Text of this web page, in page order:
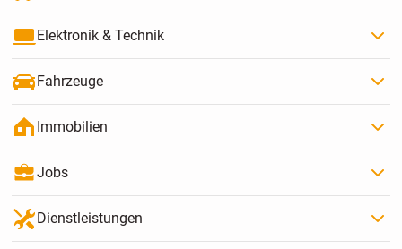
Elektronik & Technik
Fahrzeuge
Immobilien
Jobs
Dienstleistungen